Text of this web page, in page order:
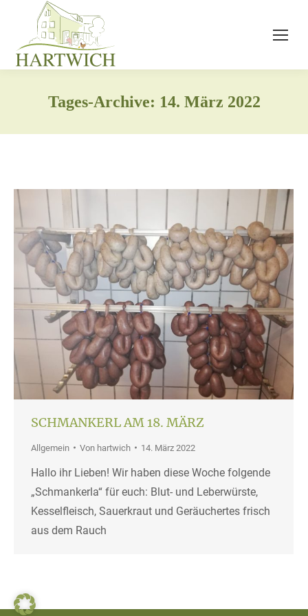
Tages-Archive: 14. März 2022
SCHMANKERL AM 18. MÄRZ
Allgemein Von hartwich 14. März 2022
Hallo ihr Lieben! Wir haben diese Woche folgende
„Schmankerla“ für euch: Blut- und Leberwürste,
Kesselfleisch, Sauerkraut und Geräuchertes frisch
aus dem Rauch